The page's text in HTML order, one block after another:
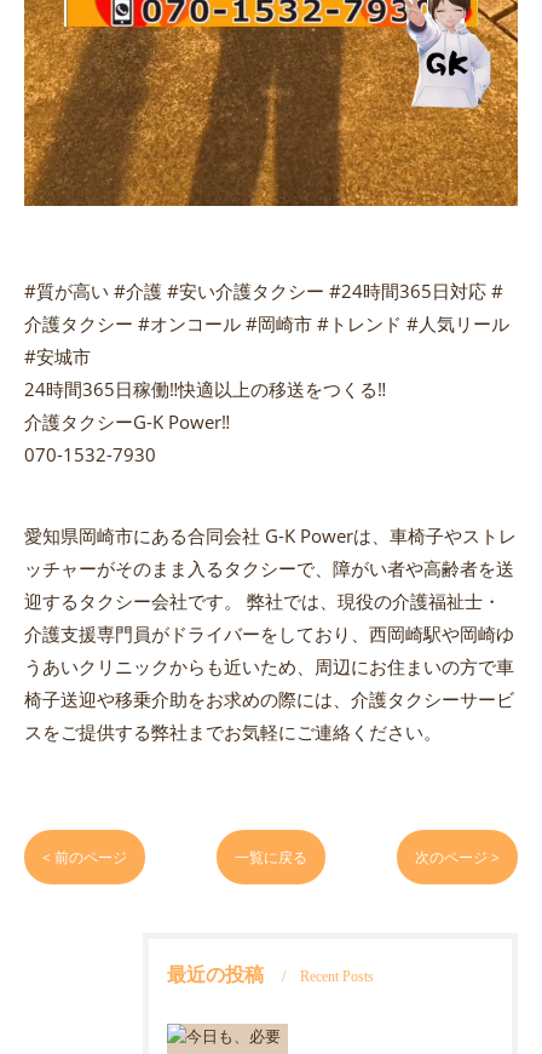
#質が高い #介護 #安い介護タクシー #24時間365日対応 #
介護タクシー #オンコール #岡崎市 #トレンド #人気リール
#安城市
24時間365日稼働‼️快適以上の移送をつくる‼️
介護タクシーG-K Power‼️
070-1532-7930
愛知県岡崎市にある合同会社 G-K Powerは、車椅子やストレ
ッチャーがそのまま入るタクシーで、障がい者や高齢者を送
迎するタクシー会社です。 弊社では、現役の介護福祉士・
介護支援専門員がドライバーをしており、西岡崎駅や岡崎ゆ
うあいクリニックからも近いため、周辺にお住まいの方で車
椅子送迎や移乗介助をお求めの際には、介護タクシーサービ
スをご提供する弊社までお気軽にご連絡ください。
< 前のページ 一覧に戻る 次のページ >
最近の投稿 Recent Posts